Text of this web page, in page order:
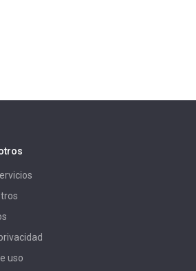
uso